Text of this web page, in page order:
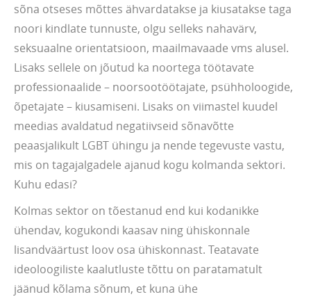
sõna otseses mõttes ähvardatakse ja kiusatakse taga
noori kindlate tunnuste, olgu selleks nahavärv,
seksuaalne orientatsioon, maailmavaade vms alusel.
Lisaks sellele on jõutud ka noortega töötavate
professionaalide – noorsootöötajate, psühholoogide,
õpetajate – kiusamiseni. Lisaks on viimastel kuudel
meedias avaldatud negatiivseid sõnavõtte
peaasjalikult LGBT ühingu ja nende tegevuste vastu,
mis on tagajalgadele ajanud kogu kolmanda sektori.
Kuhu edasi?
Kolmas sektor on tõestanud end kui kodanikke
ühendav, kogukondi kaasav ning ühiskonnale
lisandväärtust loov osa ühiskonnast. Teatavate
ideoloogiliste kaalutluste tõttu on paratamatult
jäänud kõlama sõnum, et kuna ühe